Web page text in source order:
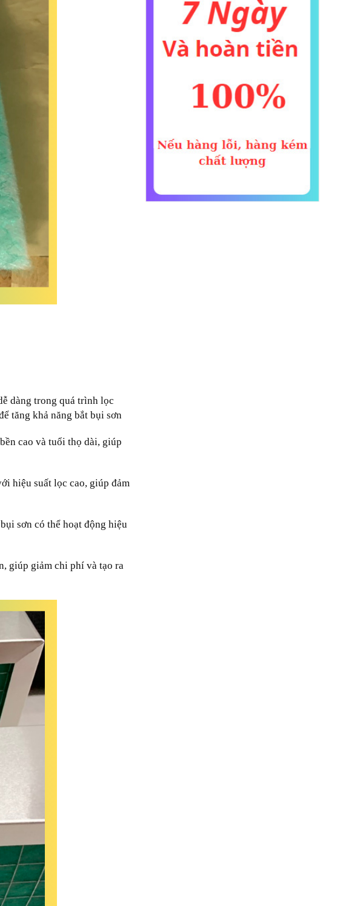
dàng trong quá trình lọc
tăng khả năng bắt bụi sơn
cao và tuổi thọ dài, giúp
hiệu suất lọc cao, giúp đảm
sơn có thể hoạt động hiệu
giúp giảm chi phí và tạo ra